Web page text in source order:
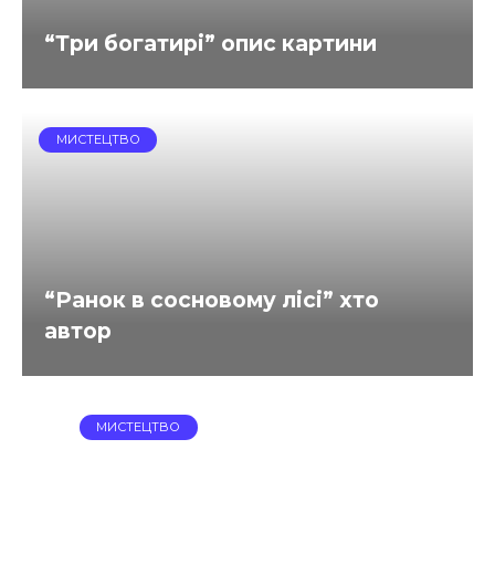
“Три богатирі” опис картини
МИСТЕЦТВО
“Ранок в сосновому лісі” хто
автор
МИСТЕЦТВО